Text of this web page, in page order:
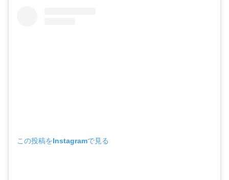
この投稿をInstagramで見る